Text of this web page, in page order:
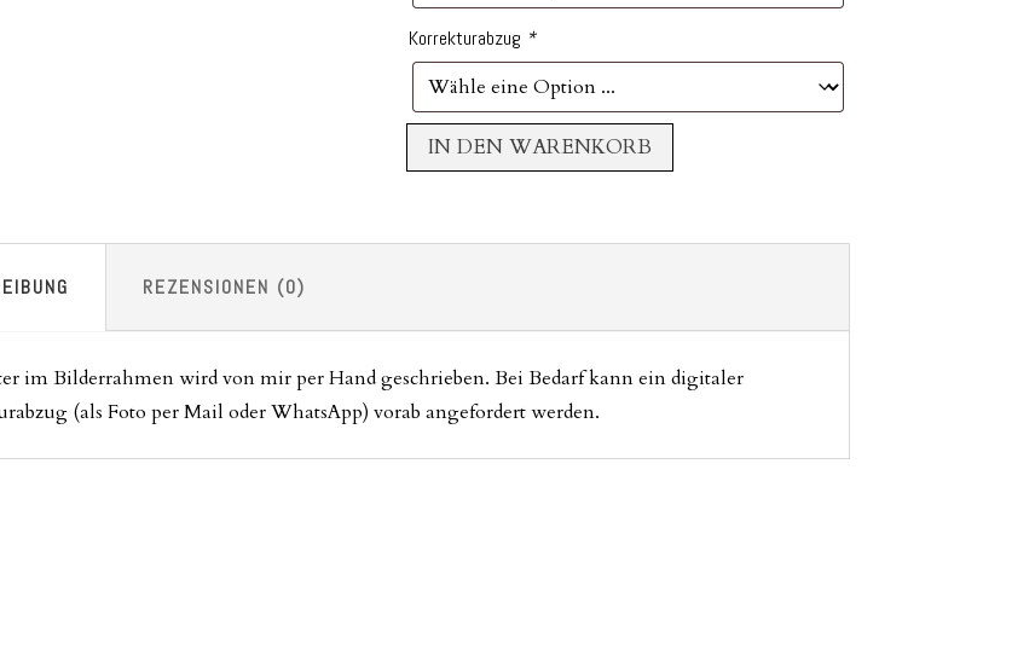
Korrekturabzug *
IN DEN WARENKORB
REZENSIONEN (0)
im Bilderrahmen wird von mir per Hand geschrieben. Bei Bedarf kann ein digitaler
(als Foto per Mail oder WhatsApp) vorab angefordert werden.